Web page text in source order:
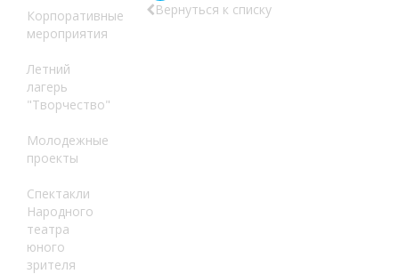
Корпоративные
мероприятия
Летний
лагерь
"Творчество"
Молодежные
проекты
Спектакли
Народного
театра
юного
зрителя
Вернуться к списку